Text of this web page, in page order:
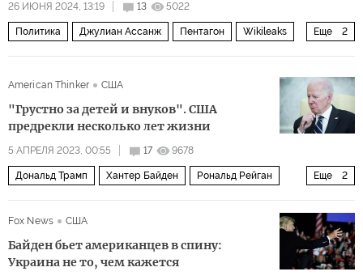
26 ИЮНЯ 2024, 13:19 13 5022
Еще 2
Политика Джулиан Ассанж Пентагон Wikileaks
American Thinker США
"Грустно за детей и внуков". США
предрекли несколько лет жизни
5 АПРЕЛЯ 2023, 00:55 17 9678
Еще 2
Дональд Трамп Хантер Байден Рональд Рейган
Fox News
США
Байден бьет американцев в спину:
Украина не то, чем кажется